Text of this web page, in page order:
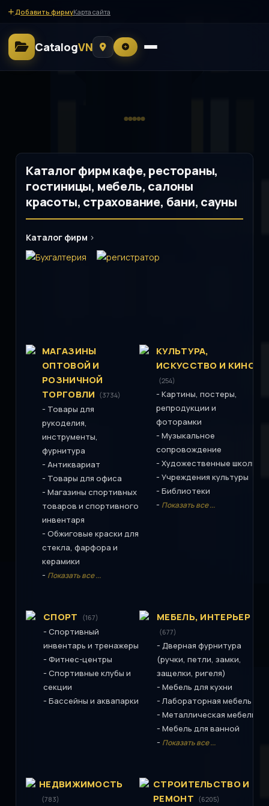
Добавить фирмуКарта сайта
CatalogVN
Каталог фирм кафе, рестораны,
гостиницы, мебель, салоны
красоты, страхование, бани, сауны
Каталог фирм >
МАГАЗИНЫ
ОПТОВОЙ И
РОЗНИЧНОЙ
ТОРГОВЛИ (3734)
- Товары для
рукоделия,
инструменты,
фурнитура
- Антиквариат
- Товары для офиса
- Магазины спортивных
товаров и спортивного
инвентаря
- Обжиговые краски для
стекла, фарфора и
керамики
- Показать все ...
КУЛЬТУРА,
ИСКУССТВО И КИНО
(254)
- Картины, постеры,
репродукции и
фоторамки
- Музыкальное
сопровождение
- Художественные школы
- Учреждения культуры
- Библиотеки
- Показать все ...
СПОРТ (167)
- Спортивный
инвентарь и тренажеры
- Фитнес-центры
- Спортивные клубы и
секции
- Бассейны и аквапарки
МЕБЕЛЬ, ИНТЕРЬЕР
(677)
- Дверная фурнитура
(ручки, петли, замки,
защелки, ригеля)
- Мебель для кухни
- Лабораторная мебель
- Металлическая мебель
- Мебель для ванной
- Показать все ...
НЕДВИЖИМОСТЬ
(783)
СТРОИТЕЛЬСТВО И
РЕМОНТ (6205)